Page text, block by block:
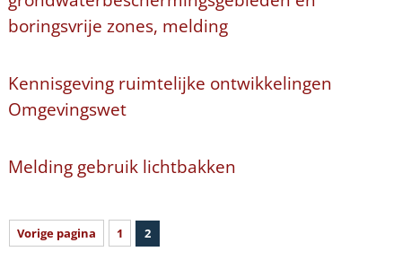
boringsvrije zones, melding
Kennisgeving ruimtelijke ontwikkelingen
Omgevingswet
Melding gebruik lichtbakken
Vorige pagina 1 2